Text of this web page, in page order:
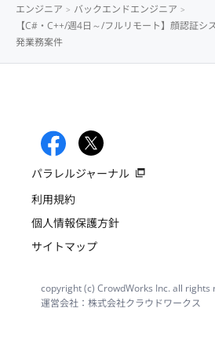
エンジニア
バックエンドエンジニア
【C#・C++/週4日～/フルリモート】顔認証シ
発業務案件
パラレルジャーナル
利用規約
個人情報保護方針
サイトマップ
copyright (c) CrowdWorks Inc. all rights
運営会社：株式会社クラウドワークス